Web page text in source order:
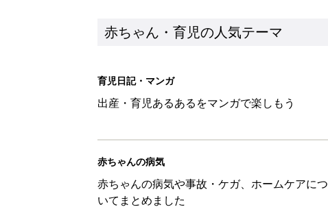
赤ちゃん・育児の人気テーマ
育児日記・マンガ
出産・育児あるあるをマンガで楽しもう
赤ちゃんの病気
赤ちゃんの病気や事故・ケガ、ホームケアにつ
いてまとめました